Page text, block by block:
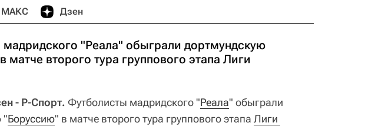
МАКС Дзен
"Реала" обыграли дортмундскую
матче второго тура группового этапа Лиги
- Р-Спорт. Футболисты мадридского "Реала" обыграли
"Боруссию" в матче второго тура группового этапа Лиги